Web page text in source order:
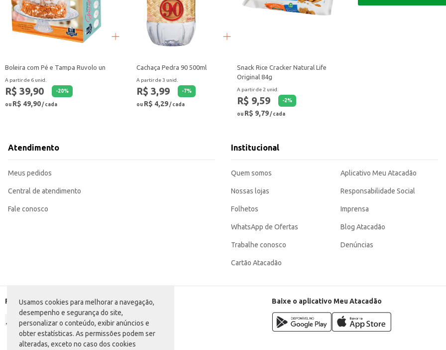
Usamos cookies para melhorar a navegação,
desempenho e segurança do site,
personalizar o conteúdo, exibir anúncios e
obter estatísticas. As permissões podem ser
alteradas, exceto no caso dos cookies
Boleira com Pé e Tampa Ruvolo un
A partir de 6 unid.
R$ 39,90 -20%
ou R$ 49,90/ cada
Cachaça Pedra 90 500ml
A partir de 3 unid.
R$ 3,99 -7%
ou R$ 4,29 / cada
Snack Rice Cracker Natural Life
Original 84g
A partir de 2 unid.
R$ 9,59 -2%
ou R$ 9,79/ cada
Atendimento
Meus pedidos
Central de atendimento
Fale conosco
Institucional
Quem somos
Nossas lojas
Folhetos
WhatsApp de Ofertas
Trabalhe conosco
Cartão Atacadão
Aplicativo Meu Atacadão
Responsabilidade Social
Imprensa
Blog Atacadão
Denúncias
Formas de pagamento Baixe o aplicativo Meu Atacadão